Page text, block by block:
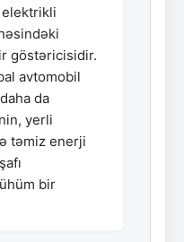
elektrikli
göstəricisidir.
avtomobil
da
yerli
təmiz enerji
bir